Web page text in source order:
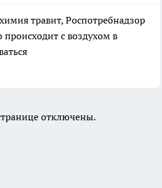
травит, Роспотребнадзор
с воздухом в
отключены.